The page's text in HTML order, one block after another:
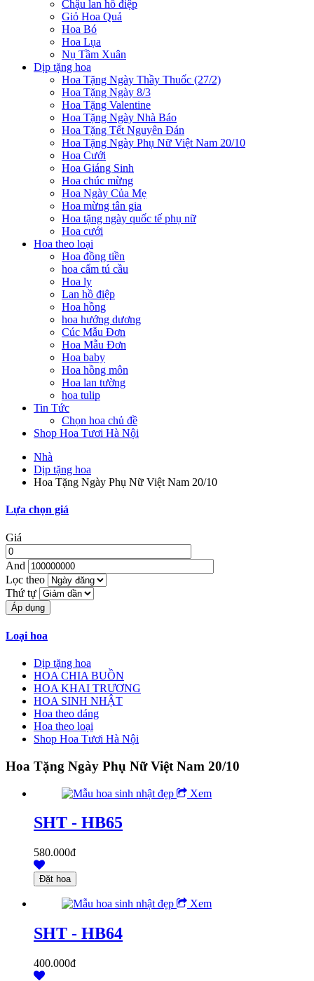
Chậu lan hồ điệp
Giỏ Hoa Quả
Hoa Bó
Hoa Lụa
Nụ Tầm Xuân
Dịp tặng hoa
Hoa Tặng Ngày Thầy Thuốc (27/2)
Hoa Tặng Ngày 8/3
Hoa Tặng Valentine
Hoa Tặng Ngày Nhà Báo
Hoa Tặng Tết Nguyên Đán
Hoa Tặng Ngày Phụ Nữ Việt Nam 20/10
Hoa Cưới
Hoa Giáng Sinh
Hoa chúc mừng
Hoa Ngày Của Mẹ
Hoa mừng tân gia
Hoa tặng ngày quốc tế phụ nữ
Hoa cưới
Hoa theo loại
Hoa đồng tiền
hoa cẩm tú cầu
Hoa ly
Lan hồ điệp
Hoa hồng
hoa hướng dương
Cúc Mẫu Đơn
Hoa Mẫu Đơn
Hoa baby
Hoa hồng môn
Hoa lan tường
hoa tulip
Tin Tức
Chọn hoa chủ đề
Shop Hoa Tươi Hà Nội
Nhà
Dịp tặng hoa
Hoa Tặng Ngày Phụ Nữ Việt Nam 20/10
Lựa chọn giá
Giá
And
Lọc theo
Thứ tự
Loại hoa
Dịp tặng hoa
HOA CHIA BUỒN
HOA KHAI TRƯƠNG
HOA SINH NHẬT
Hoa theo dáng
Hoa theo loại
Shop Hoa Tươi Hà Nội
Hoa Tặng Ngày Phụ Nữ Việt Nam 20/10
Xem
SHT - HB65
580.000đ
Xem
SHT - HB64
400.000đ